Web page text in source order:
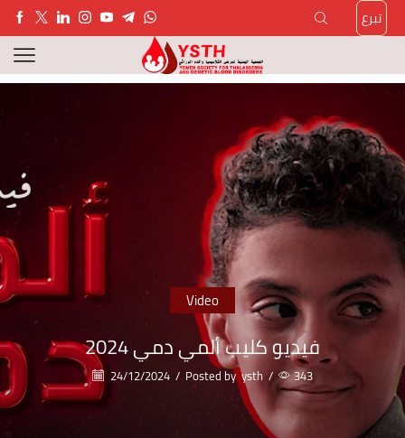
تبرع
Video
فيديو كليب ألمي دمي 2024
24/12/2024 / Posted by ysth / 343